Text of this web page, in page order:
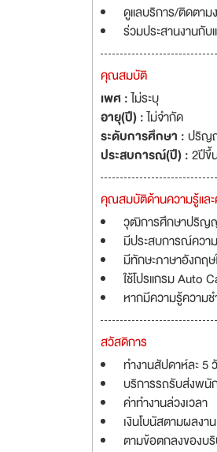
ดูแลบริการ/ติดตาม
ร่วมประสานงานกั
คุณสมบัติ
เพศ :ไม่ระบุ
อายุ(ปี) :ไม่จำกัด
ระดับการศึกษา :ปริญ
ประสบการณ์(ปี) :2ปีขึ้
คุณสมบัติด้านความรู้แล
วุฒิการศึกษาปริญญ
มีประสบการณ์ควา
มีทักษะภาษาอังกฤษ
ใช้โปรแกรม Auto
หากมีความรู้ความ
สวัสดิการ
ทำงานสัปดาห์ละ 5
บริการรถรับส่งพนั
ค่าทำงานล่วงเวลา
เงินโบนัสตามผลงาน
ตามข้อตกลงของบ